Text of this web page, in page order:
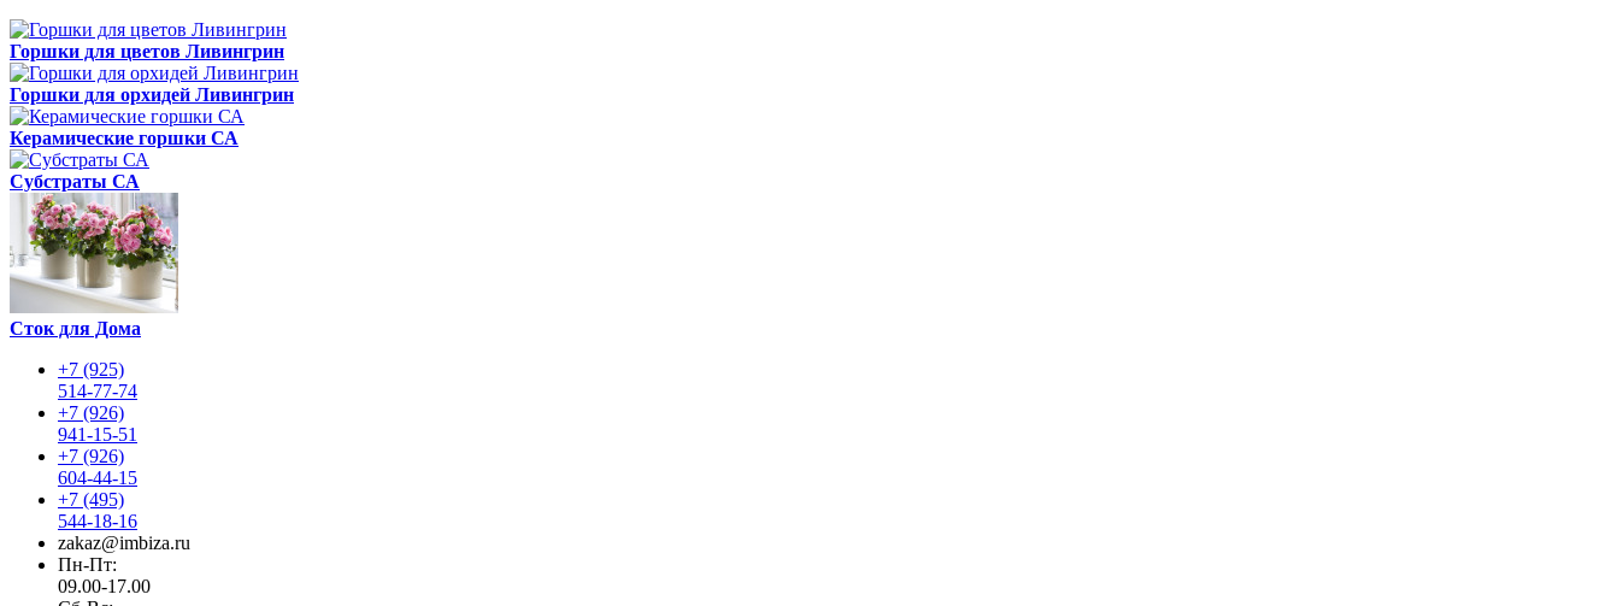
Горшки для цветов Ливингрин
Горшки для орхидей Ливингрин
Керамические горшки СА
Субстраты СА
Сток для Дома
+7 (925)
514-77-74
+7 (926)
941-15-51
+7 (926)
604-44-15
+7 (495)
544-18-16
zakaz@imbiza.ru
Пн-Пт:
09.00-17.00